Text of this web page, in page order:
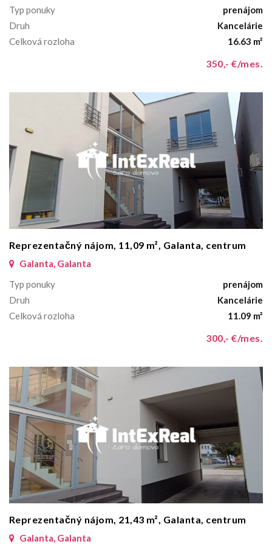
Typ ponuky
prenájom
Druh
Kancelárie
Celková rozloha
16.63 m²
350,- €/mes.
Reprezentačný nájom, 11,09 m², Galanta, centrum
Galanta, Galanta
Typ ponuky
prenájom
Druh
Kancelárie
Celková rozloha
11.09 m²
300,- €/mes.
Reprezentačný nájom, 21,43 m², Galanta, centrum
Galanta, Galanta